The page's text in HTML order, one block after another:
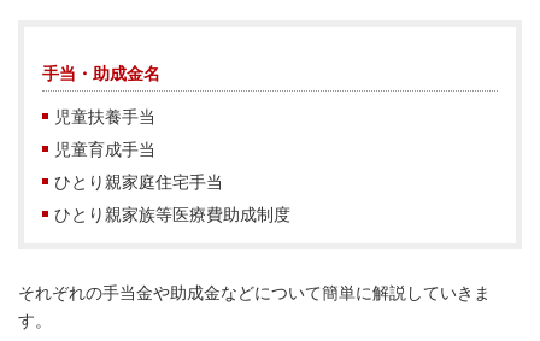
手当・助成金名
児童扶養手当
児童育成手当
ひとり親家庭住宅手当
ひとり親家族等医療費助成制度
それぞれの手当金や助成金などについて簡単に解説していきま
す。